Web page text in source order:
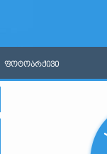
ᲤᲝᲢᲝᲐᲠᲥᲘᲕᲘ